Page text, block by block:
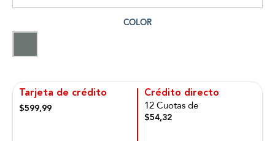
COLOR
Tarjeta de crédito
$599,99
Crédito directo
12 Cuotas de
$54,32